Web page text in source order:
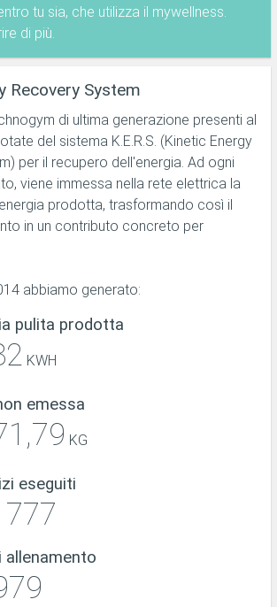
tu sia, che utilizza il mywellness.
di più.
Recovery System
di ultima generazione presenti al
del sistema K.E.R.S. (Kinetic Energy
per il recupero dell'energia. Ad ogni
viene immessa nella rete elettrica la
prodotta, trasformando così il
in un contributo concreto per
abbiamo generato:
pulita prodotta
KWH
emessa
KG
eseguiti
allenamento